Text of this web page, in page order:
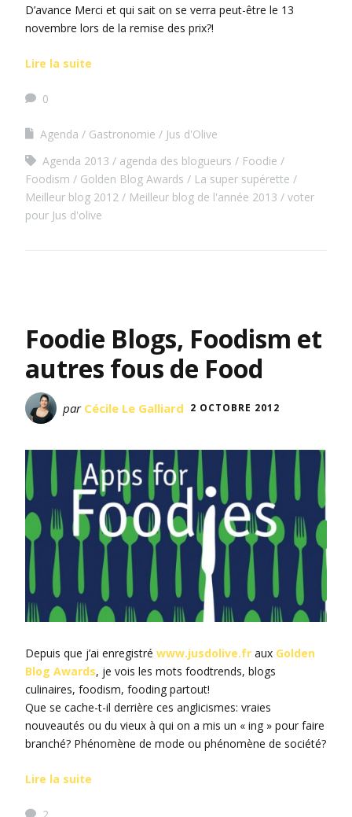
D’avance Merci et qui sait on se verra peut-être le 13
novembre lors de la remise des prix?!
Lire la suite
0
Agenda Gastronomie
Jus d'Olive
Agenda 2013
agenda des blogueurs
Foodie
Foodism
Golden Blog Awards
La super supérette
Meilleur blog 2012
Meilleur blog de l'année 2013
voter
pour Jus d'olive
Foodie Blogs, Foodism et
autres fous de Food
par Cécile Le Galliard 2 OCTOBRE 2012
Depuis que j’ai enregistré www.jusdolive.fr aux Golden
Blog Awards, je vois les mots foodtrends, blogs
culinaires, foodism, fooding partout!
Que se cache-t-il derrière ces anglicismes: vraies
nouveautés ou du vieux à qui on a mis un « ing » pour faire
branché? Phénomène de mode ou phénomène de société?
Lire la suite